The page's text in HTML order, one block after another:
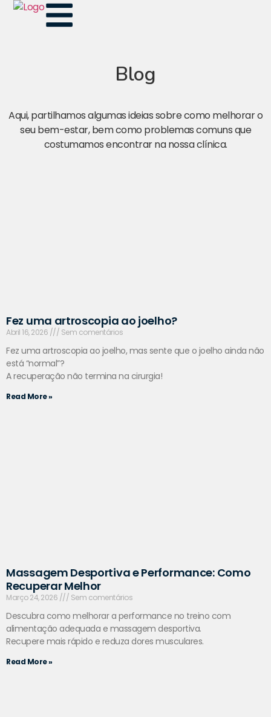
Blog
Aqui, partilhamos algumas ideias sobre como melhorar o
seu bem-estar, bem como problemas comuns que
costumamos encontrar na nossa clínica.
Fez uma artroscopia ao joelho?
Abril 16, 2026 Sem comentários
Fez uma artroscopia ao joelho, mas sente que o joelho ainda não
está “normal”?
A recuperação não termina na cirurgia!
Read More »
Massagem Desportiva e Performance: Como
Recuperar Melhor
Março 24, 2026 Sem comentários
Descubra como melhorar a performance no treino com
alimentação adequada e massagem desportiva.
Recupere mais rápido e reduza dores musculares.
Read More »